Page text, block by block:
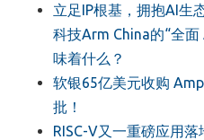
立足IP根基，拥抱AI生
科技Arm China的“全面
味着什么？
软银65亿美元收购
批！
RISC-V又一重磅应用落